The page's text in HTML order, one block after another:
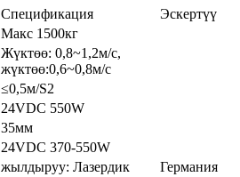
Спецификация
Эскертүү
Макс 1500кг
Жүктөө: 0,8~1,2м/с,
жүктөө:0,6~0,8м/с
≤0,5м/S2
24VDC 550W
35мм
24VDC 370-550W
жылдыруу: Лазердик
Германия